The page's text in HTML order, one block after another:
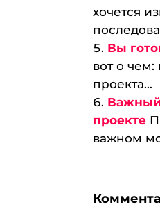
хочется
Вы
вот о
проекта...
Важный
проекте
важном